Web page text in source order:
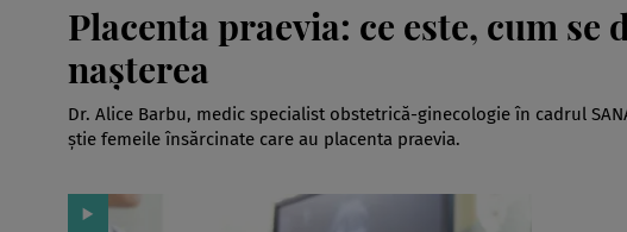
Placenta praevia: ce este, cum
nașterea
Dr. Alice Barbu, medic specialist obstetrică-ginecologie în cadrul
știe femeile însărcinate care au placenta praevia.